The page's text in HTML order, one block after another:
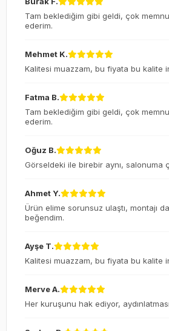
Tam beklediğim gibi geldi, çok
ederim.
Mehmet K.
Kalitesi muazzam, bu fiyata bu kalite
Fatma B.
Tam beklediğim gibi geldi, çok
ederim.
Oğuz B.
Görseldeki ile birebir aynı, salonuma
Ahmet Y.
Ürün elime sorunsuz ulaştı, montajı
beğendim.
Ayşe T.
Kalitesi muazzam, bu fiyata bu kalite
Merve A.
Her kuruşunu hak ediyor,